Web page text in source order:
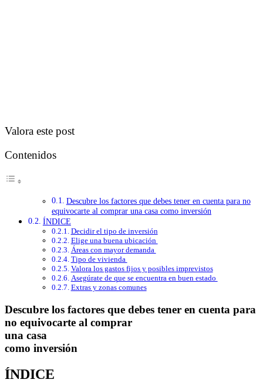
Valora este post
Contenidos
Descubre los factores que debes tener en cuenta para no
equivocarte al comprar una casa como inversión
ÍNDICE
Decidir el tipo de inversión
Elige una buena ubicación
Áreas con mayor demanda
Tipo de vivienda
Valora los gastos fijos y posibles imprevistos
Asegúrate de que se encuentra en buen estado
Extras y zonas comunes
Descubre los factores que debes tener en cuenta para
no equivocarte al comprar
una casa
como inversión
ÍNDICE